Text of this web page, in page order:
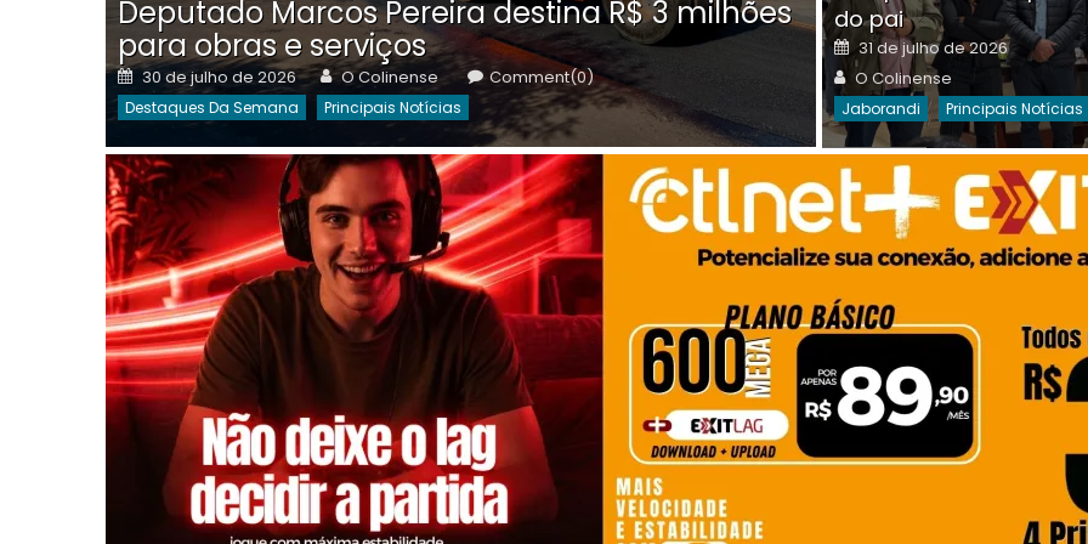
Deputado Marcos Pereira destina R$ 3 milhões
para obras e serviços
Posted
on
30 de julho de 2026 Author
O Colinense Comment(0)
Destaques Da Semana Principais Notícias
on
Destaques Da Semana
do pai
Posted
on
31 de julho de 2026
Author
O Colinense
Jaborandi Principais Notícias